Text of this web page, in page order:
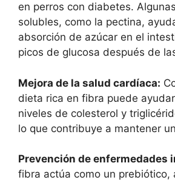
en perros con diabetes.
solubles, como la pectina,
absorción de azúcar en el
picos de glucosa después de
Mejora de la salud cardíaca:
dieta rica en fibra puede
niveles de colesterol y
lo que contribuye a mantener
Prevención de enfermedades
fibra actúa como un prebiótico,